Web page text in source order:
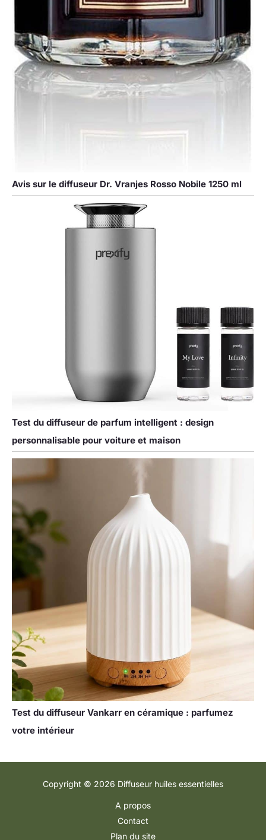
Avis sur le diffuseur Dr. Vranjes Rosso Nobile 1250 ml
Test du diffuseur de parfum intelligent : design
personnalisable pour voiture et maison
Test du diffuseur Vankarr en céramique : parfumez
votre intérieur
Copyright © 2026 Diffuseur huiles essentielles
A propos
Contact
Plan du site